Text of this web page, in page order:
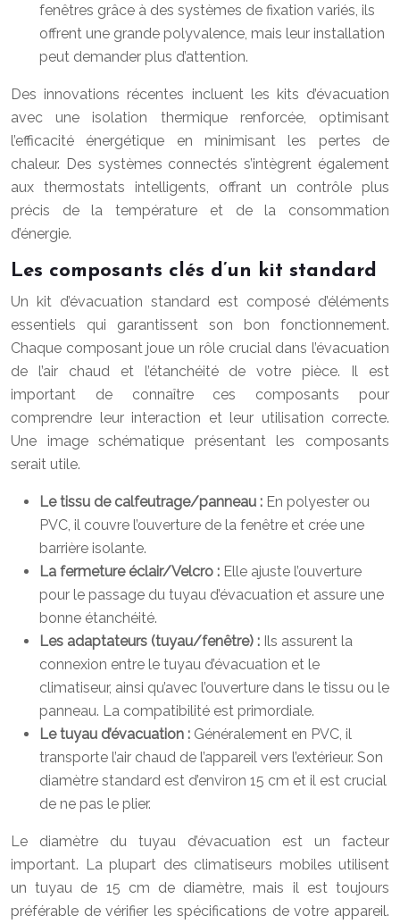
fenêtres grâce à des systèmes de fixation variés, ils
offrent une grande polyvalence, mais leur installation
peut demander plus d’attention.
Des innovations récentes incluent les kits d’évacuation
avec une isolation thermique renforcée, optimisant
l’efficacité énergétique en minimisant les pertes de
chaleur. Des systèmes connectés s’intègrent également
aux thermostats intelligents, offrant un contrôle plus
précis de la température et de la consommation
d’énergie.
Les composants clés d’un kit standard
Un kit d’évacuation standard est composé d’éléments
essentiels qui garantissent son bon fonctionnement.
Chaque composant joue un rôle crucial dans l’évacuation
de l’air chaud et l’étanchéité de votre pièce. Il est
important de connaître ces composants pour
comprendre leur interaction et leur utilisation correcte.
Une image schématique présentant les composants
serait utile.
Le tissu de calfeutrage/panneau : En polyester ou
PVC, il couvre l’ouverture de la fenêtre et crée une
barrière isolante.
La fermeture éclair/Velcro : Elle ajuste l’ouverture
pour le passage du tuyau d’évacuation et assure une
bonne étanchéité.
Les adaptateurs (tuyau/fenêtre) : Ils assurent la
connexion entre le tuyau d’évacuation et le
climatiseur, ainsi qu’avec l’ouverture dans le tissu ou le
panneau. La compatibilité est primordiale.
Le tuyau d’évacuation : Généralement en PVC, il
transporte l’air chaud de l’appareil vers l’extérieur. Son
diamètre standard est d’environ 15 cm et il est crucial
de ne pas le plier.
Le diamètre du tuyau d’évacuation est un facteur
important. La plupart des climatiseurs mobiles utilisent
un tuyau de 15 cm de diamètre, mais il est toujours
préférable de vérifier les spécifications de votre appareil.